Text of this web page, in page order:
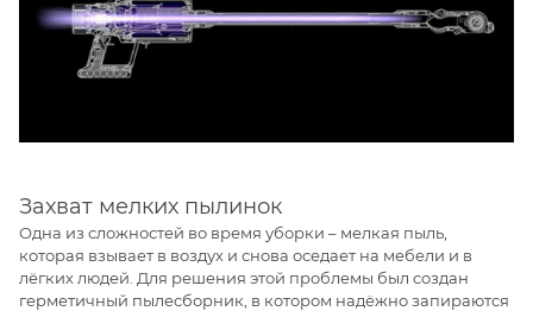
Захват мелких пылинок
Одна из сложностей во время уборки – мелкая пыль,
которая взывает в воздух и снова оседает на мебели и в
лёгких людей. Для решения этой проблемы был создан
герметичный пылесборник, в котором надёжно запираются